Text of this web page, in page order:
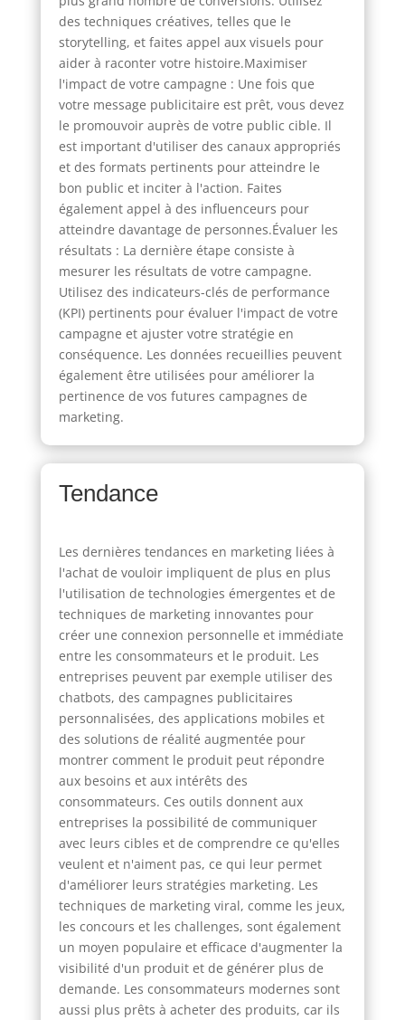
des techniques créatives, telles que le
storytelling, et faites appel aux visuels pour
aider à raconter votre histoire.Maximiser
l'impact de votre campagne : Une fois que
votre message publicitaire est prêt, vous devez
le promouvoir auprès de votre public cible. Il
est important d'utiliser des canaux appropriés
et des formats pertinents pour atteindre le
bon public et inciter à l'action. Faites
également appel à des influenceurs pour
atteindre davantage de personnes.Évaluer les
résultats : La dernière étape consiste à
mesurer les résultats de votre campagne.
Utilisez des indicateurs-clés de performance
(KPI) pertinents pour évaluer l'impact de votre
campagne et ajuster votre stratégie en
conséquence. Les données recueillies peuvent
également être utilisées pour améliorer la
pertinence de vos futures campagnes de
marketing.
Tendance
Les dernières tendances en marketing liées à
l'achat de vouloir impliquent de plus en plus
l'utilisation de technologies émergentes et de
techniques de marketing innovantes pour
créer une connexion personnelle et immédiate
entre les consommateurs et le produit. Les
entreprises peuvent par exemple utiliser des
chatbots, des campagnes publicitaires
personnalisées, des applications mobiles et
des solutions de réalité augmentée pour
montrer comment le produit peut répondre
aux besoins et aux intérêts des
consommateurs. Ces outils donnent aux
entreprises la possibilité de communiquer
avec leurs cibles et de comprendre ce qu'elles
veulent et n'aiment pas, ce qui leur permet
d'améliorer leurs stratégies marketing. Les
techniques de marketing viral, comme les jeux,
les concours et les challenges, sont également
un moyen populaire et efficace d'augmenter la
visibilité d'un produit et de générer plus de
demande. Les consommateurs modernes sont
aussi plus prêts à acheter des produits, car ils